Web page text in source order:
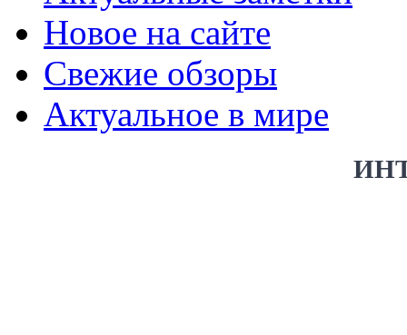
Новое на сайте
Свежие обзоры
Актуальное в мире